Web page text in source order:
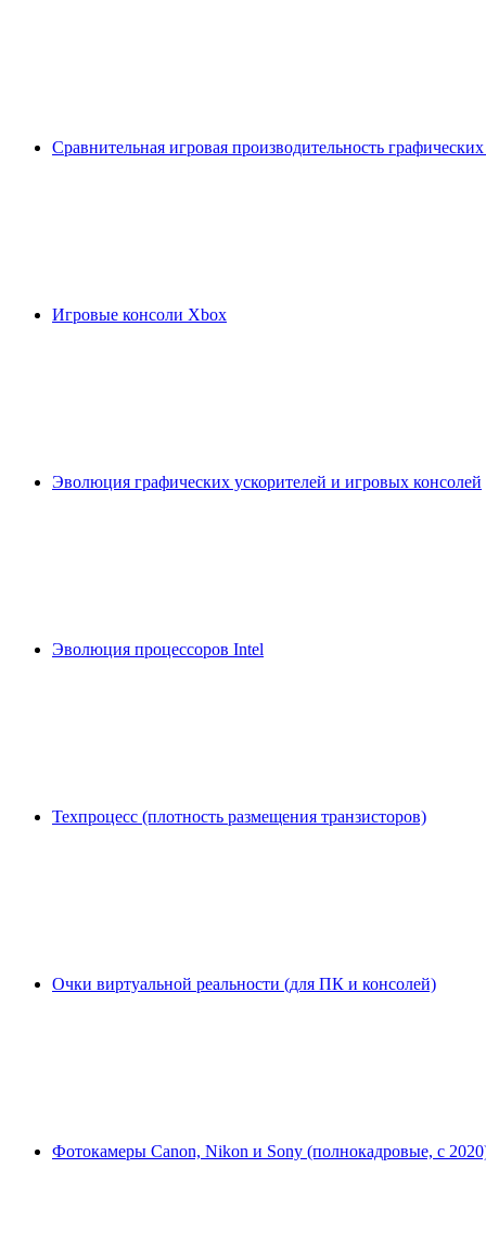
Сравнительная игровая производительность
Игровые консоли Xbox
Эволюция графических ускорителей и игровых консолей
Эволюция процессоров Intel
Техпроцесс (плотность размещения транзисторов)
Очки виртуальной реальности (для ПК и консолей)
Фотокамеры Canon, Nikon и Sony (полнокадровые, с